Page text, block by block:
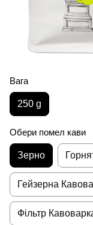
Вага
250 g
Обери помел кави
Зерно
Гейзерна
Фільтр